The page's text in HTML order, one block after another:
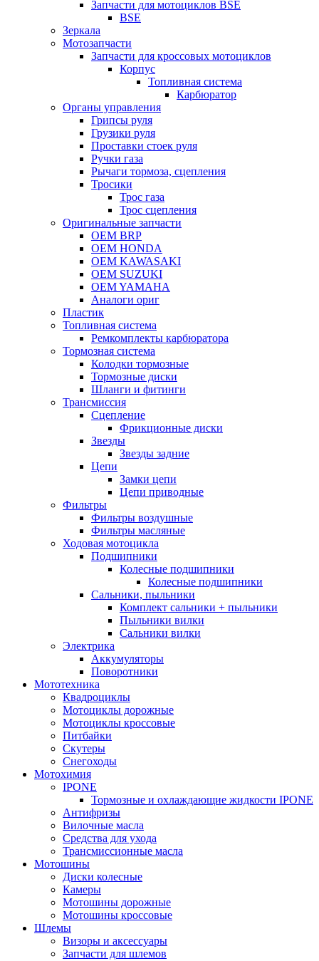
Запчасти для мотоциклов BSE
BSE
Зеркала
Мотозапчасти
Запчасти для кроссовых мотоциклов
Корпус
Топливная система
Карбюратор
Органы управления
Грипсы руля
Грузики руля
Проставки стоек руля
Ручки газа
Рычаги тормоза, сцепления
Тросики
Трос газа
Трос сцепления
Оригинальные запчасти
OEM BRP
OEM HONDA
OEM KAWASAKI
OEM SUZUKI
OEM YAMAHA
Аналоги ориг
Пластик
Топливная система
Ремкомплекты карбюратора
Тормозная система
Колодки тормозные
Тормозные диски
Шланги и фитинги
Трансмиссия
Cцепление
Фрикционные диски
Звезды
Звезды задние
Цепи
Замки цепи
Цепи приводные
Фильтры
Фильтры воздушные
Фильтры масляные
Ходовая мотоцикла
Подшипники
Колесные подшипники
Колесные подшипники
Сальники, пыльники
Комплект сальники + пыльники
Пыльники вилки
Сальники вилки
Электрика
Аккумуляторы
Поворотники
Мототехника
Квадроциклы
Мотоциклы дорожные
Мотоциклы кроссовые
Питбайки
Скутеры
Снегоходы
Мотохимия
IPONE
Тормозные и охлаждающие жидкости IPONE
Антифризы
Вилочные масла
Средства для ухода
Трансмиссионные масла
Мотошины
Диски колесные
Камеры
Мотошины дорожные
Мотошины кроссовые
Шлемы
Визоры и аксессуары
Запчасти для шлемов